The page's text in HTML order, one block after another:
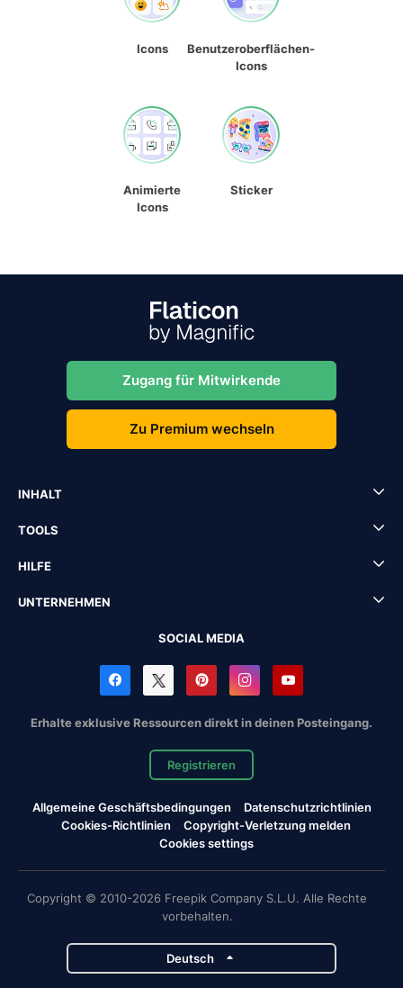
Icons
Benutzeroberflächen-
Icons
Animierte
Icons
Sticker
Zugang für Mitwirkende
Zu Premium wechseln
INHALT
TOOLS
HILFE
UNTERNEHMEN
SOCIAL MEDIA
Erhalte exklusive Ressourcen direkt in deinen Posteingang.
Registrieren
Allgemeine Geschäftsbedingungen
Datenschutzrichtlinien
Cookies-Richtlinien
Copyright-Verletzung melden
Cookies settings
Copyright © 2010-2026 Freepik Company S.L.U. Alle Rechte
vorbehalten.
Deutsch